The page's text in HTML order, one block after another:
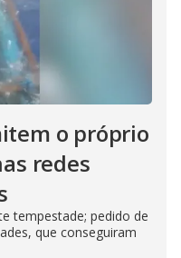
o próprio
redes
tempestade; pedido de
que conseguiram